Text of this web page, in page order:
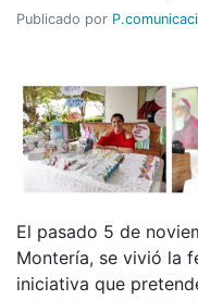
Publicado por
El pasado 5 de
Montería, se vivió la
iniciativa que